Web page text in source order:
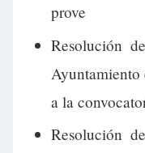
prove
Resolución
Ayuntamiento
a la
Resolución